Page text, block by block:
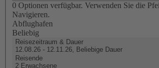
0 Optionen verfügbar. Verwenden Sie die
Navigieren.
Abflughafen
Beliebig
Reisezeitraum & Dauer
12.08.26 - 12.11.26, Beliebige Dauer
Reisende
2 Erwachsene